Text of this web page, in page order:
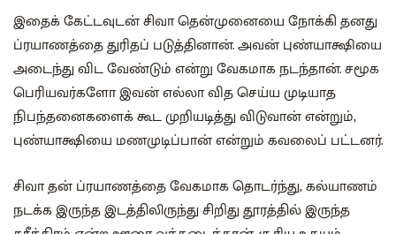
இதைக் கேட்டவுடன் சிவா தென்முனையை நோக்கி தனது
ப்ரயாணத்தை துரிதப் படுத்தினான். அவன் புண்யாக்ஷியை
அடைந்து விட வேண்டும் என்று வேகமாக நடந்தான். சமூக
பெரியவர்களோ இவன் எல்லா வித செய்ய முடியாத
நிபந்தனைகளைக் கூட முறியடித்து விடுவான் என்றும்,
புண்யாக்ஷியை மணமுடிப்பான் என்றும் கவலைப் பட்டனர்.
சிவா தன் ப்ரயாணத்தை வேகமாக தொடர்ந்து, கல்யாணம்
நடக்க இருந்த இடத்திலிருந்து சிறிது தூரத்தில் இருந்த